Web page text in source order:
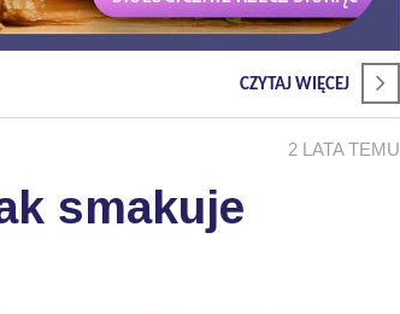
CZYTAJ WIĘCEJ
2 LATA TEMU
smakuje